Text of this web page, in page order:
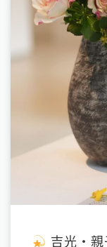
吉光・